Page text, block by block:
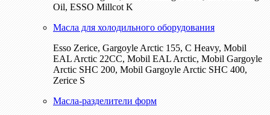
Oil, ESSO Millcot K
Масла для холодильного оборудования
Esso Zerice, Gargoyle Arctic 155, С Heavy, Mobil
EAL Arctic 22CC, Mobil EAL Arctic, Mobil Gargoyle
Arctic SHC 200, Mobil Gargoyle Arctic SHC 400,
Zerice S
Масла-разделители форм